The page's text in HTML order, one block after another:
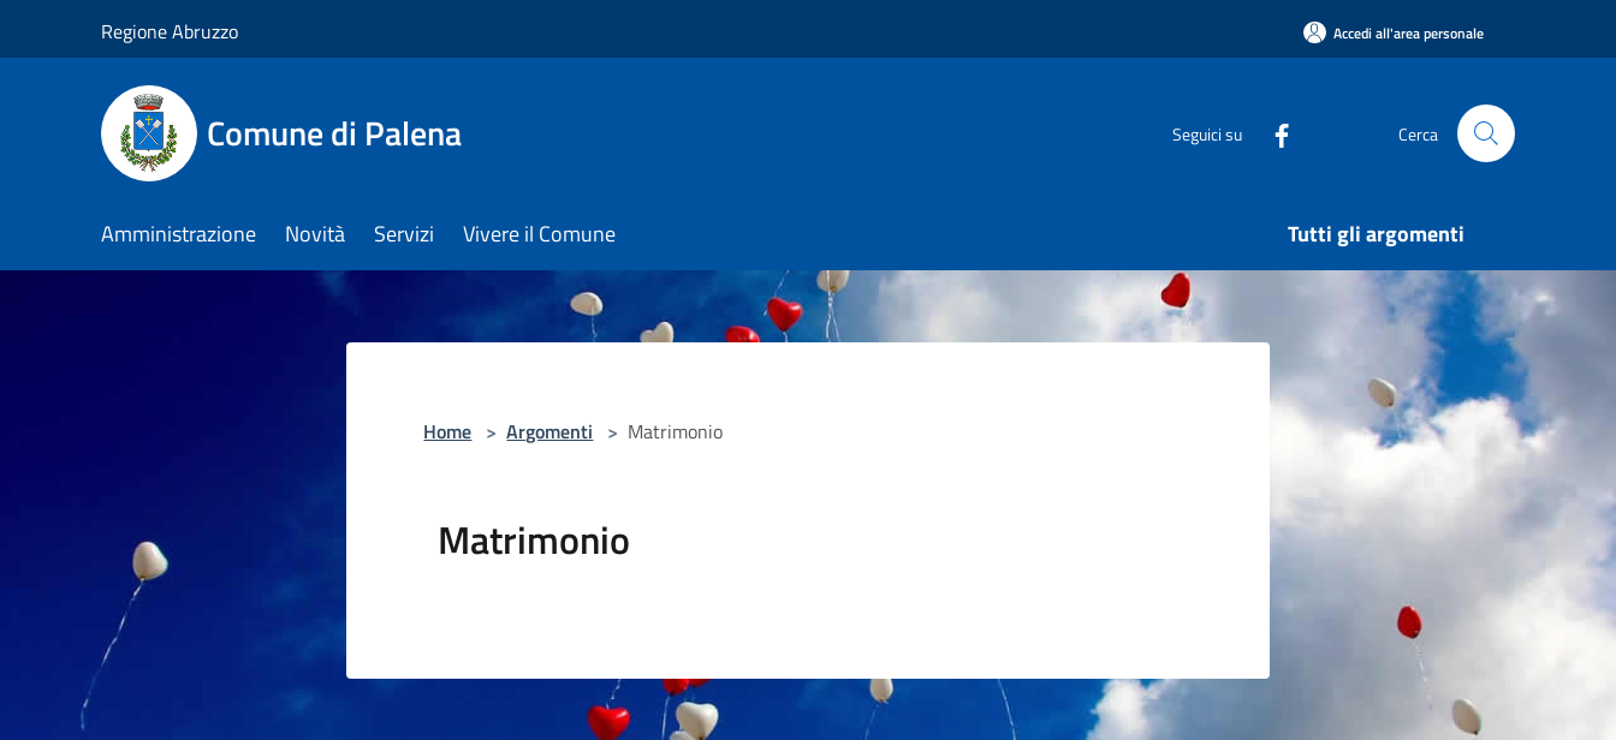
Regione Abruzzo Accedi all'area personale
Comune di Palena Seguici su Cerca
Amministrazione Novità Servizi Vivere il Comune Tutti gli argomenti
Home > Argomenti > Matrimonio
Matrimonio